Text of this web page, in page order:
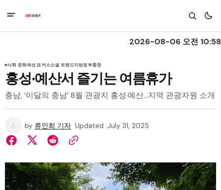
2026-08-06 오전 10:58
사회 문화섹션 포커스소셜 트렌드지방정부충청
홍성·예산서 즐기는 여름휴가
충남, ‘이달의 충남’ 8월 관광지 홍성·예산…지역 관광자원 소개
by 류인희 기자 Updated July 31, 2025